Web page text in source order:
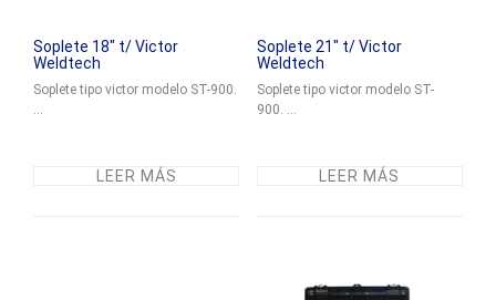
Soplete 18″ t/ Victor
Weldtech
Soplete tipo victor modelo ST-900.
...
LEER MÁS
Soplete 21″ t/ Victor
Weldtech
Soplete tipo victor modelo ST-
900. ...
LEER MÁS